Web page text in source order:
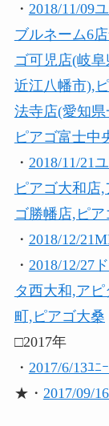
・ 2018/11/09
ブルネーム6
ゴ可児店(岐
近江八幡市),
法寺店(愛知
ピアゴ富士中
・ 2018/11/21
ピアゴ大和店
ゴ勝幡店,ピア
・ 2018/12/
・ 2018/12/27
タ西大和,ア
町,ピアゴ大桑
□2017年
・ 2017/6/13ﾕﾆ
★・ 2017/09/